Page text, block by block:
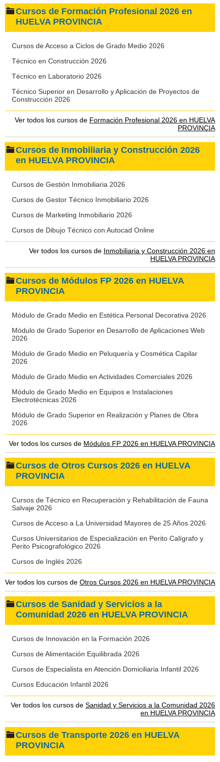
Cursos de Formación Profesional 2026 en
HUELVA PROVINCIA
Cursos de Acceso a Ciclos de Grado Medio 2026
Técnico en Construcción 2026
Técnico en Laboratorio 2026
Técnico Superior en Desarrollo y Aplicación de Proyectos de
Construcción 2026
Ver todos los cursos de Formación Profesional 2026 en HUELVA
PROVINCIA
Cursos de Inmobiliaria y Construcción 2026
en HUELVA PROVINCIA
Cursos de Gestión Inmobiliaria 2026
Cursos de Gestor Técnico Inmobiliario 2026
Cursos de Marketing Inmobiliario 2026
Cursos de Dibujo Técnico con Autocad Online
Ver todos los cursos de Inmobiliaria y Construcción 2026 en
HUELVA PROVINCIA
Cursos de Módulos FP 2026 en HUELVA
PROVINCIA
Módulo de Grado Medio en Estética Personal Decorativa 2026
Módulo de Grado Superior en Desarrollo de Aplicaciones Web
2026
Módulo de Grado Medio en Peluquería y Cosmética Capilar
2026
Módulo de Grado Medio en Actividades Comerciales 2026
Módulo de Grado Medio en Equipos e Instalaciones
Electrotécnicas 2026
Módulo de Grado Superior en Realización y Planes de Obra
2026
Ver todos los cursos de Módulos FP 2026 en HUELVA PROVINCIA
Cursos de Otros Cursos 2026 en HUELVA
PROVINCIA
Cursos de Técnico en Recuperación y Rehabilitación de Fauna
Salvaje 2026
Cursos de Acceso a La Universidad Mayores de 25 Años 2026
Cursos Universitarios de Especialización en Perito Calígrafo y
Perito Psicografológico 2026
Cursos de Inglés 2026
Ver todos los cursos de Otros Cursos 2026 en HUELVA PROVINCIA
Cursos de Sanidad y Servicios a la
Comunidad 2026 en HUELVA PROVINCIA
Cursos de Innovación en la Formación 2026
Cursos de Alimentación Equilibrada 2026
Cursos de Especialista en Atención Domiciliaria Infantil 2026
Cursos Educación Infantil 2026
Ver todos los cursos de Sanidad y Servicios a la Comunidad 2026
en HUELVA PROVINCIA
Cursos de Transporte 2026 en HUELVA
PROVINCIA